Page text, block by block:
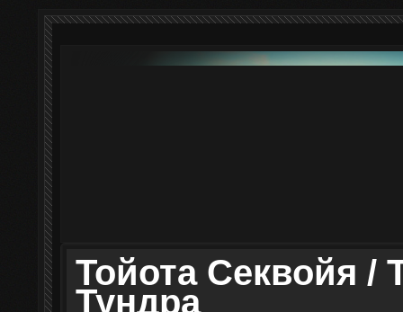
Тойота Секвойя /
Тундра